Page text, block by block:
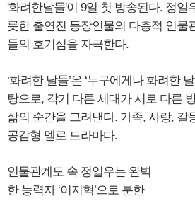
'화려한날들'이 9일 첫 방송된다. 정일
롯한 출연진 등장인물의 다층적 인물
들의 호기심을 자극한다.
‘화려한 날들’은 ‘누구에게나 화려한
탕으로, 각기 다른 세대가 서로 다른
삶의 순간을 그려낸다. 가족, 사랑, 갈
공감형 멜로 드라마다.
인물관계도 속 정일우는 완벽
한 능력자 ‘이지혁’으로 분한